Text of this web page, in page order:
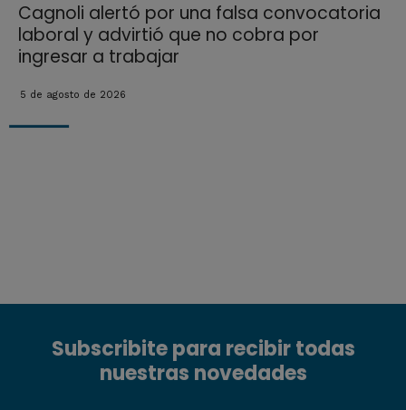
Cagnoli alertó por una falsa convocatoria
laboral y advirtió que no cobra por
ingresar a trabajar
5 de agosto de 2026
Subscribite para recibir todas
nuestras novedades